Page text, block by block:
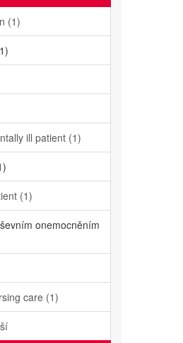
(1)
ill patient (1)
(1)
onemocněním
care (1)